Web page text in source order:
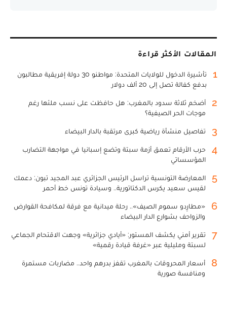
المقالات الأكثر قراءة
1
تأشيرة الدخول للولايات المتحدة: مواطنو 30 دولة إفريقية مطالبون
بدفع كفالة تصل إلى 20 ألف دولار
2
أضخم ثلاثة سدود بالمغرب: هل حافظت على نسب ملئها رغم
موجات الحر الصيفية؟
3 تفاصيل منشأة رياضية كبرى مرتقبة بالدار البيضاء
4
حرب الأرقام تعمق أزمة سبتة وتضع إسبانيا في مواجهة التضارب
المؤسساتي
5
المعارضة التونسية تراسل الرئيس الجزائري عبد المجيد تبون: دعمك
لقيس سعيد يكرس الدكتاتورية.. وسيادة تونس خط أحمر
6
«مطارِدو سموم الصيف».. رحلة ميدانية مع فرقة لمكافحة القوارض
والزواحف بشوارع الدار البيضاء
7
تقرير أمني يكشف المستور: «أيادي جزائرية» وجهت الاقتحام الجماعي
لسبتة ومليلية عبر «غرفة قيادة رقمية»
8
أسعار المحروقات بالمغرب تقفز بدرهم واحد.. مضاربات مستمرة
ومنافسة صورية